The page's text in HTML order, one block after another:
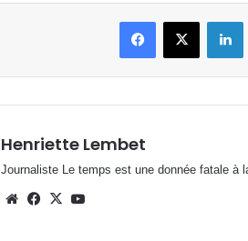
FacebookX
Henriette Lembet
Journaliste Le temps est une donnée fatale à
WebsiteFacebook
X